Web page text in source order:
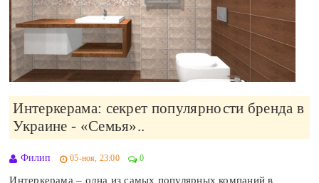
Интеркерама: секрет популярности бренда в
Украине - «Семья»..
Филип 05-ноя, 23:00 0
Интеркерама – одна из самых популярных компаний в